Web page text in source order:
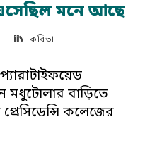
মনে আছে
কবিতা
মধুটোলার বাড়িতে
কলেজের